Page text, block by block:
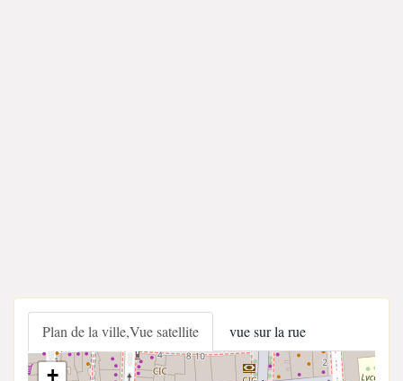
Plan de la ville,Vue satellite vue sur la rue
+